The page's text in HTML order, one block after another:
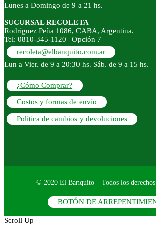
Lunes a Domingo de 9 a 21 hs.
SUCURSAL RECOLETA
Rodríguez Peña 1086, CABA, Argentina.
Tel: 0810-345-1120 | Opción 7
recoleta@elbanquito.com.ar
Lun a Vier. de 9 a 20:30 hs. Sáb. de 9 a 15 hs.
¿Cómo Comprar?
Costos y formas de envío
Política de cambios y devoluciones
© 2020 El Banquito – Todos los derechos
BOTÓN DE
Scroll Up